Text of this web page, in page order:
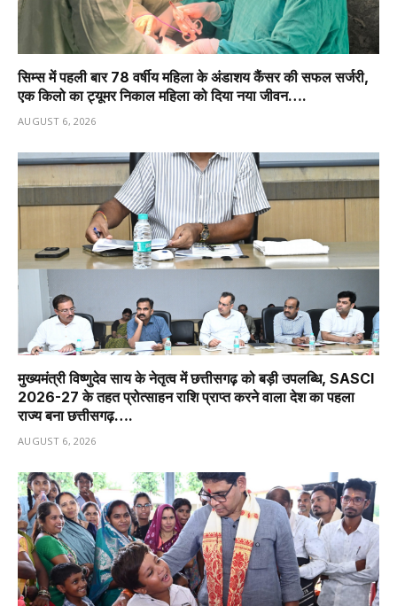
सिम्स में पहली बार 78 वर्षीय महिला के अंडाशय कैंसर की सफल सर्जरी,
एक किलो का ट्यूमर निकाल महिला को दिया नया जीवन….
AUGUST 6, 2026
मुख्यमंत्री विष्णुदेव साय के नेतृत्व में छत्तीसगढ़ को बड़ी उपलब्धि, SASCI
2026-27 के तहत प्रोत्साहन राशि प्राप्त करने वाला देश का पहला
राज्य बना छत्तीसगढ़….
AUGUST 6, 2026